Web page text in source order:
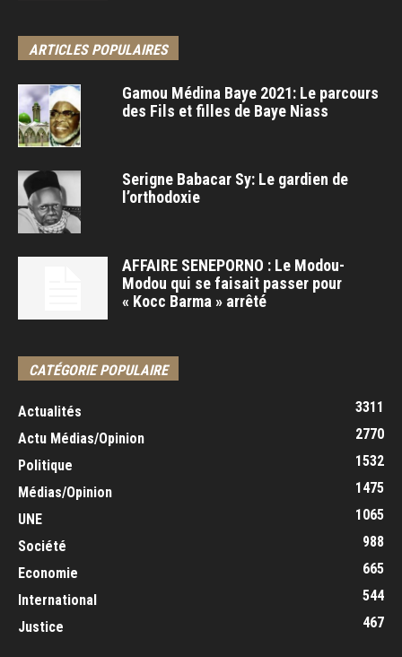
ARTICLES POPULAIRES
Gamou Médina Baye 2021: Le parcours
des Fils et filles de Baye Niass
Serigne Babacar Sy: Le gardien de
l’orthodoxie
AFFAIRE SENEPORNO : Le Modou-
Modou qui se faisait passer pour
« Kocc Barma » arrêté
CATÉGORIE POPULAIRE
Actualités
3311
Actu Médias/Opinion
2770
Politique
1532
Médias/Opinion
1475
UNE
1065
Société
988
Economie
665
International
544
Justice
467